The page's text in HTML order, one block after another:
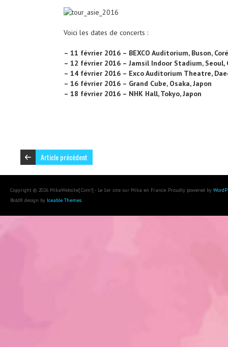
Voici les dates de concerts :
– 11 février 2016 – BEXCO Auditorium, Buson,
– 12 février 2016 – Jamsil Indoor Stadium, Seoul,
– 14 février 2016 – Exco Auditorium Theatre,
– 16 février 2016 – Grand Cube, Osaka, Japon
– 18 février 2016 – NHK Hall, Tokyo, Japon
Article précédent
Copyright © 2026 MikaWebsite[.Com!] - Le 1er site sur Mika en France. Proudly powered by
BoldR design by Iceable Themes.